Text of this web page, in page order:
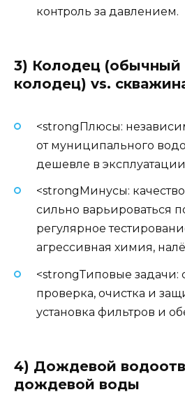
контроль за давлением.
3) Колодец (обычный
колодец) vs.
<strongПлюсы:
от муниципального
дешевле в
<strongМинусы:
сильно варьироваться
регулярное
агрессивная химия,
<strongТиповые задачи:
проверка, очистка и
установка фильтров и
4) Дождевой
дождевой воды